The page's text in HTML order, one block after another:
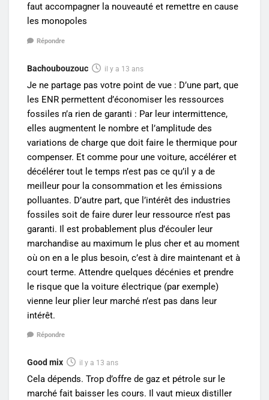
faut accompagner la nouveauté et remettre en cause
les monopoles
Répondre
Bachoubouzouc il y a 13 ans
Je ne partage pas votre point de vue : D’une part, que
les ENR permettent d’économiser les ressources
fossiles n’a rien de garanti : Par leur intermittence,
elles augmentent le nombre et l’amplitude des
variations de charge que doit faire le thermique pour
compenser. Et comme pour une voiture, accélérer et
décélérer tout le temps n’est pas ce qu’il y a de
meilleur pour la consommation et les émissions
polluantes. D’autre part, que l’intérêt des industries
fossiles soit de faire durer leur ressource n’est pas
garanti. Il est probablement plus d’écouler leur
marchandise au maximum le plus cher et au moment
où on en a le plus besoin, c’est à dire maintenant et à
court terme. Attendre quelques décénies et prendre
le risque que la voiture électrique (par exemple)
vienne leur plier leur marché n’est pas dans leur
intérêt.
Répondre
Good mix il y a 13 ans
Cela dépends. Trop d’offre de gaz et pétrole sur le
marché fait baisser les cours. Il vaut mieux distiller